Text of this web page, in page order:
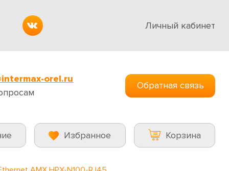
Личный кабинет
orel.ru
Обратная связь
Избранное Корзина